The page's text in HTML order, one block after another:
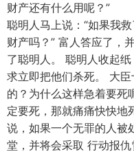
财产还有什么用呢？”
聪明人马上说：“如果我
财产吗？” 富人答应了，
了聪明人。 聪明人收起
求立即把他们杀死。 大
的？为什么这样急着要死
定要死，那就痛痛快快地
说，如果一个无罪的人被
堂，并将会采取 行动报